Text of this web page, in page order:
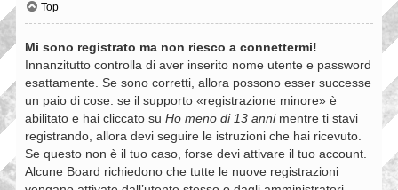
Top
Mi sono registrato ma non riesco a connettermi!
Innanzitutto controlla di aver inserito nome utente e password
esattamente. Se sono corretti, allora possono esser successe
un paio di cose: se il supporto «registrazione minore» è
abilitato e hai cliccato su Ho meno di 13 annimentre ti stavi
registrando, allora devi seguire le istruzioni che hai ricevuto.
Se questo non è il tuo caso, forse devi attivare il tuo account.
Alcune Board richiedono che tutte le nuove registrazioni